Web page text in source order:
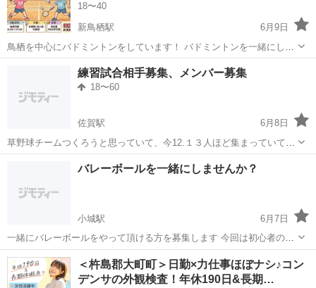
18〜40
新鳥栖駅
6月9日
鳥栖を中心にバドミントンをしています！ バドミントンを一緒にしま
せんか？ お一人の参加でもお知り合いと参加いただいても大丈夫です
馴染みやすい空気があったので...
新鳥栖駅 バドミントン
練習試合相手募集、メンバー募集
18〜60
佐賀駅
6月8日
草野球チームつくろうと思っていて、今12.１３人ほど集まっていて他
に入りたい方部員を募集しています。 後、練習試合できるくらいのメ
ンバーの人数は集まっているので練習試合できる相手も募集したいで
佐賀駅 野球
バレーボールを一緒にしませんか？
小城駅
6月7日
一緒にバレーボールをやって頂ける方を募集します 今回は初心者の方
を5名募集します🙇 もちろん経験者も募集しています😊 皆んなで楽し
くバレーボールをしましょう😄 📅 開催日：金曜日19時〜20時
又は土曜日 ...
佐賀 小城市 小城駅 バレーボール
＜杵島郡大町町＞日勤×力仕事ほぼナシ♪コン
デンサの外観検査！年休190日&長期…